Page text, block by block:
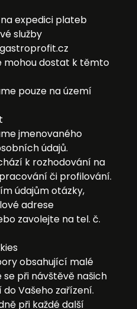
expedici plateb
služby
mohou dostat k těmto
pouze na území
jmenovaného
údajů.
k rozhodování na
či profilování.
údajům otázky,
adrese
zavolejte na tel. č.
obsahující malé
při návštěvě našich
Vašeho zařízení.
při každé další